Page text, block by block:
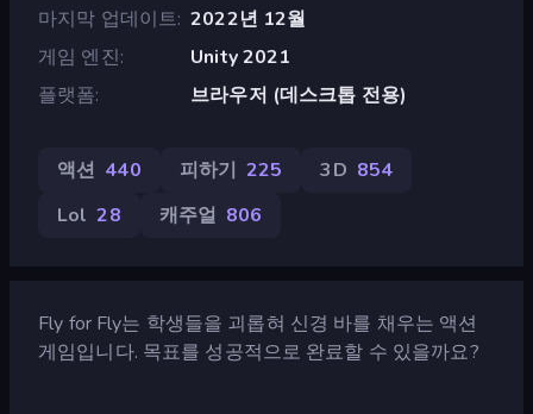
마지막 업데이트 2022년 12월
게임 엔진
Unity 2021
플랫폼
브라우저 (데스크톱 전용)
액션 440 피하기 225 3D 854
Lol 28 캐주얼 806
Fly for Fly는 학생들을 괴롭혀 신경 바를 채우는 액션
게임입니다. 목표를 성공적으로 완료할 수 있을까요?